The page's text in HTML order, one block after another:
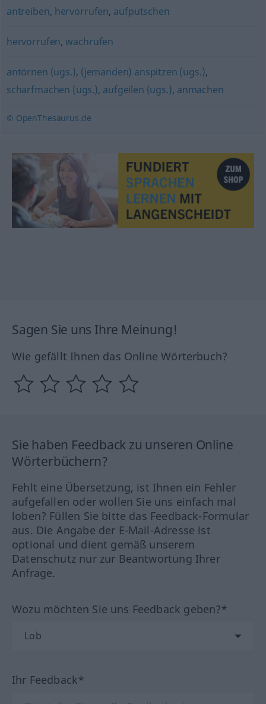
antreiben, hervorrufen, aufputschen
hervorrufen,wachrufen
antörnen (ugs.), (jemanden) anspitzen (ugs.),
scharfmachen (ugs.), aufgeilen (ugs.), anmachen
© OpenThesaurus.de
Sagen Sie uns Ihre Meinung!
Wie gefällt Ihnen das Online Wörterbuch?
Sie haben Feedback zu unseren Online
Wörterbüchern?
Fehlt eine Übersetzung, ist Ihnen ein Fehler
aufgefallen oder wollen Sie uns einfach mal
loben? Füllen Sie bitte das Feedback-Formular
aus. Die Angabe der E-Mail-Adresse ist
optional und dient gemäß unserem
Datenschutz nur zur Beantwortung Ihrer
Anfrage.
Wozu möchten Sie uns Feedback geben?*
Ihr Feedback*